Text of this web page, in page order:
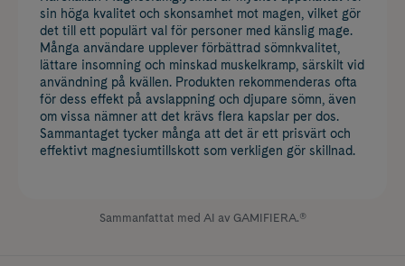
sin höga kvalitet och skonsamhet mot magen, vilket gör
det till ett populärt val för personer med känslig mage.
Många användare upplever förbättrad sömnkvalitet,
lättare insomning och minskad muskelkramp, särskilt vid
användning på kvällen. Produkten rekommenderas ofta
för dess effekt på avslappning och djupare sömn, även
om vissa nämner att det krävs flera kapslar per dos.
Sammantaget tycker många att det är ett prisvärt och
effektivt magnesiumtillskott som verkligen gör skillnad.
Sammanfattat med AI av GAMIFIERA.®